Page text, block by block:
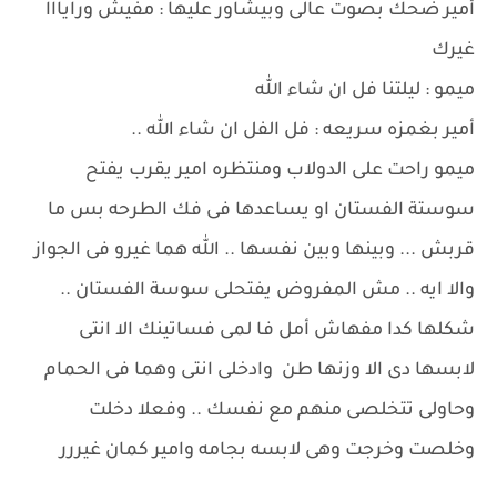
أمير ضحك بصوت عالى وبيشاور عليها : مفيش ورايااا
غيرك
ميمو : ليلتنا فل ان شاء الله
أمير بغمزه سريعه : فل الفل ان شاء الله ..
ميمو راحت على الدولاب ومنتظره امير يقرب يفتح
سوستة الفستان او يساعدها فى فك الطرحه بس ما
قربش ... وبينها وبين نفسها .. الله هما غيرو فى الجواز
والا ايه .. مش المفروض يفتحلى سوسة الفستان ..
شكلها كدا مفهاش أمل فا لمى فساتينك الا انتى
لابسها دى الا وزنها طن وادخلى انتى وهما فى الحمام
وحاولى تتخلصى منهم مع نفسك .. وفعلا دخلت
وخلصت وخرجت وهى لابسه بجامه وامير كمان غيررر